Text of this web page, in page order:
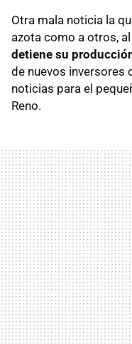
Otra mala noticia la
azota como a otros,
detiene su
de nuevos inversores
noticias para el
Reno.